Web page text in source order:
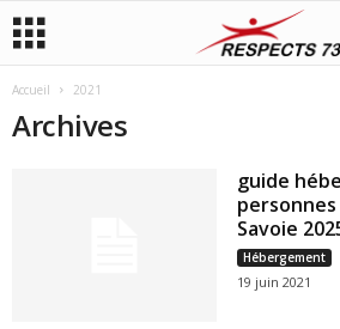
Accueil 2021
Archives
guide
Savoie
Hébergement
19 juin 2021